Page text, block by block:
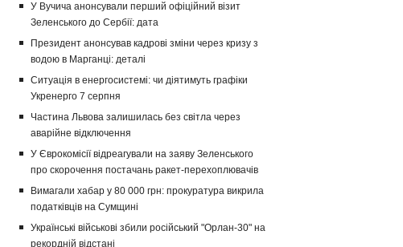
У Вучича анонсували перший офіційний візит
Зеленського до Сербії: дата
Президент анонсував кадрові зміни через кризу з
водою в Марганці: деталі
Ситуація в енергосистемі: чи діятимуть графіки
Укренерго 7 серпня
Частина Львова залишилась без світла через
аварійне відключення
У Єврокомісії відреагували на заяву Зеленського
про скорочення постачань ракет-перехоплювачів
Вимагали хабар у 80 000 грн: прокуратура викрила
податківців на Сумщині
Українські військові збили російський "Орлан-30" на
рекордній відстані